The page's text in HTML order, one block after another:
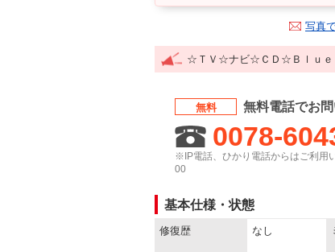
写真
☆ＴＶ☆ナビ☆ＣＤ☆Ｂｌｕｅ
無料 無料電話でお
0078-
※IP電話、ひかり電話からはご利用
00
基本仕様・状態
修復歴 なし